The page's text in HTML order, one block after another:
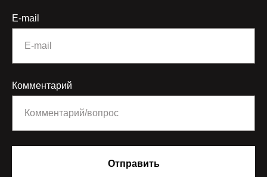
E-mail
Комментарий
Отправить